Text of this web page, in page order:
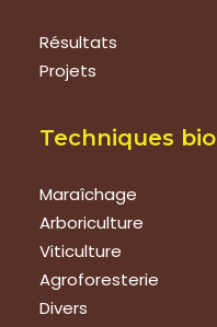
Résultats
Projets
Techniques bio
Maraîchage
Arboriculture
Viticulture
Agroforesterie
Divers